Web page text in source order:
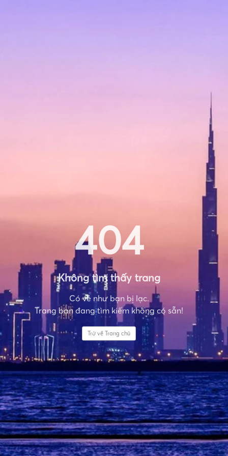
404
Không tìm thấy trang
Có vẻ như bạn bị lạc.
Trang bạn đang tìm kiếm không có sẵn!
Trở về Trang chủ